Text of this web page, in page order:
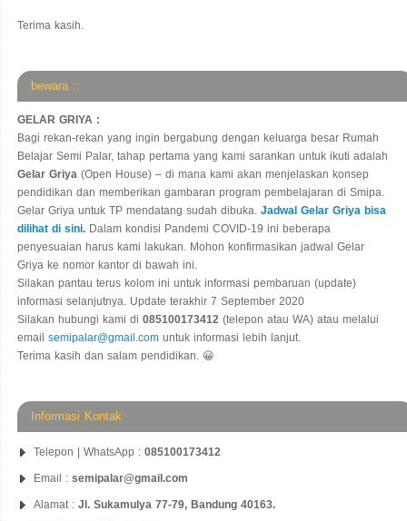
Terima kasih.
bewara ::
GELAR GRIYA :
Bagi rekan-rekan yang ingin bergabung dengan keluarga besar Rumah
Belajar Semi Palar, tahap pertama yang kami sarankan untuk ikuti adalah
Gelar Griya (Open House) – di mana kami akan menjelaskan konsep
pendidikan dan memberikan gambaran program pembelajaran di Smipa.
Gelar Griya untuk TP mendatang sudah dibuka. Jadwal Gelar Griya bisa
dilihat di sini. Dalam kondisi Pandemi COVID-19 ini beberapa
penyesuaian harus kami lakukan. Mohon konfirmasikan jadwal Gelar
Griya ke nomor kantor di bawah ini.
Silakan pantau terus kolom ini untuk informasi pembaruan (update)
informasi selanjutnya. Update terakhir 7 September 2020
Silakan hubungi kami di 085100173412 (telepon atau WA) atau melalui
email semipalar@gmail.com untuk informasi lebih lanjut.
Terima kasih dan salam pendidikan. 😀
Informasi Kontak
Telepon | WhatsApp : 085100173412
Email : semipalar@gmail.com
Alamat : Jl. Sukamulya 77-79, Bandung 40163.